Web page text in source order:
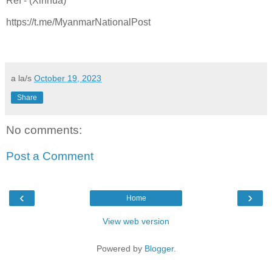
https://t.me/MyanmarNationalPost
a la/s October 19, 2023
Share
No comments:
Post a Comment
‹ ›
Home
View web version
Powered by Blogger.